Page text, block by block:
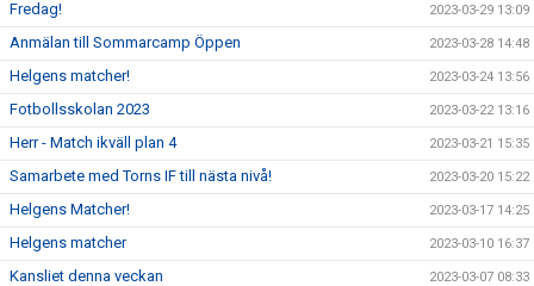
Fredag! 2023-03-29 13:09
Anmälan till Sommarcamp Öppen 2023-03-28 14:48
Helgens matcher! 2023-03-24 13:56
Fotbollsskolan 2023 2023-03-22 13:16
Herr - Match ikväll plan 4 2023-03-21 15:35
Samarbete med Torns IF till nästa nivå! 2023-03-20 15:22
Helgens Matcher! 2023-03-17 14:25
Helgens matcher 2023-03-10 16:37
Kansliet denna veckan 2023-03-07 08:33